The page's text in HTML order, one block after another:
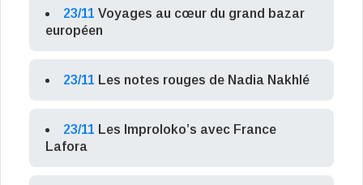
23/11 Voyages au cœur du grand bazar
européen
23/11 Les notes rouges de Nadia Nakhlé
23/11 Les Improloko’s avec France
Lafora